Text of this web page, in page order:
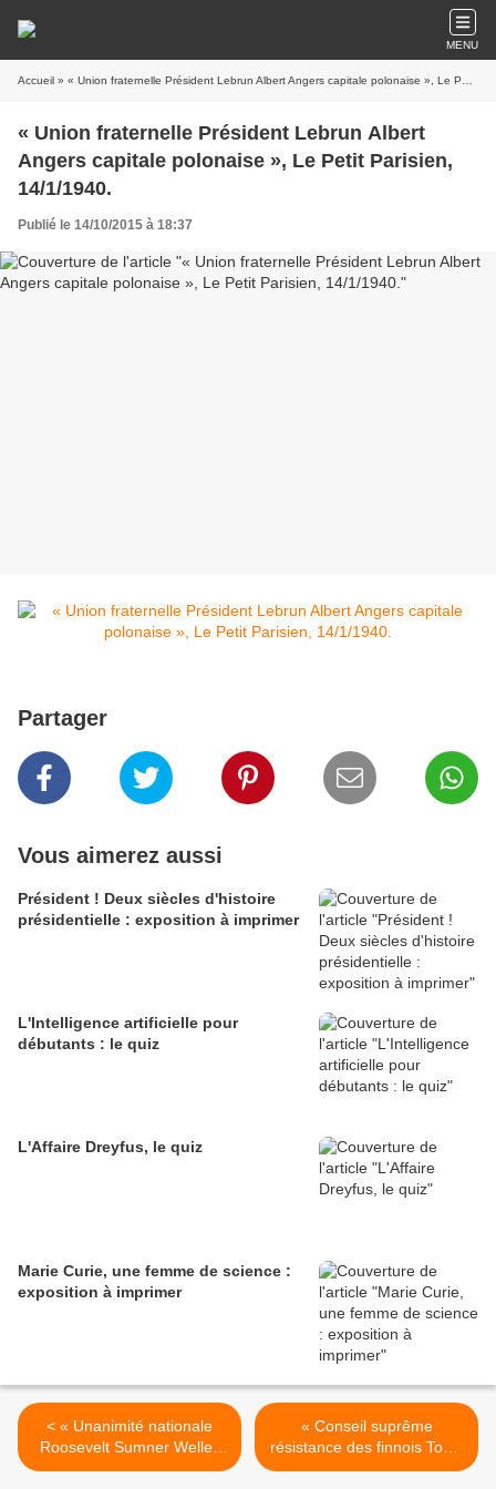
MENU
Accueil » « Union fraternelle Président Lebrun Albert Angers capitale polonaise », Le Petit Parisien, 14/1/1940.
« Union fraternelle Président Lebrun Albert
Angers capitale polonaise », Le Petit Parisien,
14/1/1940.
Publié le 14/10/2015 à 18:37
Partager
Vous aimerez aussi
Président ! Deux siècles d'histoire
présidentielle : exposition à imprimer
L'Intelligence artificielle pour
débutants : le quiz
L'Affaire Dreyfus, le quiz
Marie Curie, une femme de science :
exposition à imprimer
< « Unanimité nationale
Roosevelt Sumner Welles
Amiral Byrd pôle sud
« Conseil suprême
résistance des finnois Tokio
Japon Suisse », Le Petit